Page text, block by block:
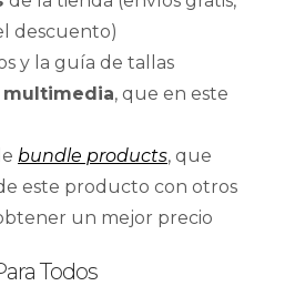
descuento)
y la guía de tallas
, que en este
bundle products, que
este producto con otros
un mejor precio
Todos